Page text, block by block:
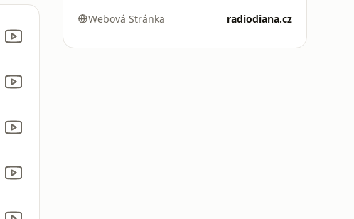
Webová Stránka radiodiana.cz